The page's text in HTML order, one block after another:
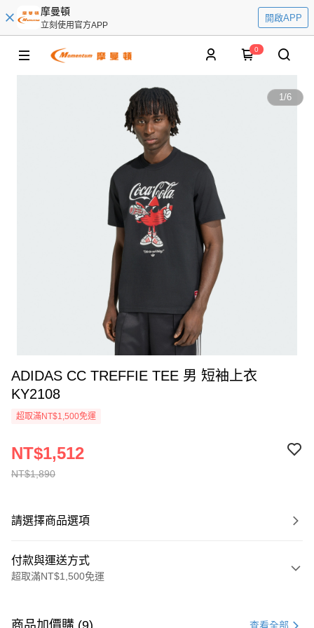
摩曼頓
立刻使用官方APP
開啟APP
0
1/6
ADIDAS CC TREFFIE TEE 男 短袖上衣
KY2108
超取滿NT$1,500免運
NT$1,890
NT$1,512
請選擇商品選項
付款與運送方式
超取滿NT$1,500免運
信用卡一次付款
商品加價購 (9) 查看全部